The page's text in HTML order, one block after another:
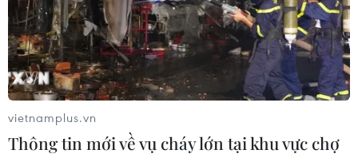
Ninh), Cục Xuất nhập khẩu (Bộ Công Thương) và
Ban Thư ký ASEAN phối hợp tổ chức hội nghị
Chuyển đổi quy tắc cụ thể mặt hàng trong
khuôn khổ Hiệp định Thương mại tự do ASEAN-
Hàn Quốc (AKFTA).
Tham dự hội nghị có đại diện Hàn Quốc và 10
vietnamplus.vn
Thông tin mới về vụ cháy lớn tại khu vực chợ